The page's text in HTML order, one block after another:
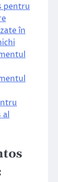
pentru
în
al